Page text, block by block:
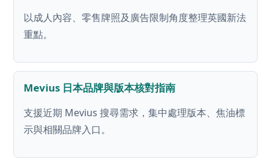
以成人內容、零售牌照及廣告限制角度整理英國新法
重點。
Mevius 日本品牌與版本核對指南
支援近期 Mevius 搜尋需求，集中處理版本、焦油標
示與相關品牌入口。